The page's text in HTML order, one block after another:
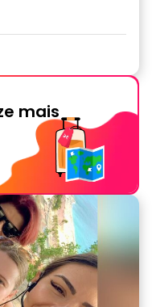
mais